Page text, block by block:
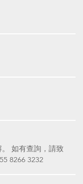
如有查詢，請致
8266 3232